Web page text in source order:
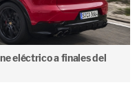
eléctrico a finales del